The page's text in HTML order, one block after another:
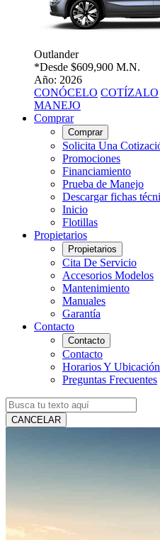
Outlander
*Desde $609,900 M.N.
Año: 2026
CONÓCELO COTÍZALO
MANEJO
Comprar
Comprar
Solicita Una
Promociones
Financiamiento
Prueba de Manejo
Descargar fichas
Inicio
Flotillas
Propietarios
Propietarios
Cita De Servicio
Accesorios Modelos
Mantenimiento
Manuales
Garantía
Contacto
Contacto
Contacto
Horarios Y Ubicación
Preguntas Frecuentes
CANCELAR